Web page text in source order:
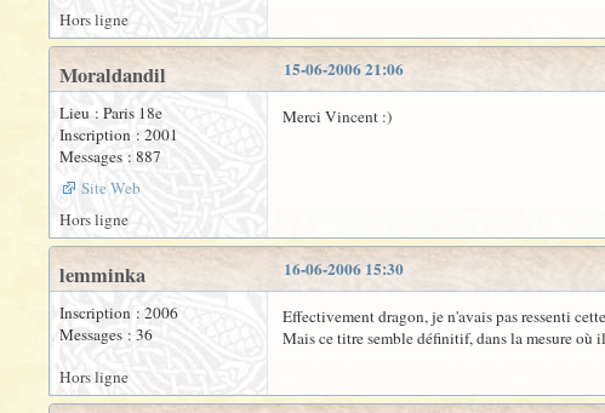
Hors ligne
15-06-2006 21:06
Moraldandil
Lieu : Paris 18e
Inscription : 2001
Messages : 887
Site Web
Merci Vincent :)
Hors ligne
16-06-2006 15:30
lemminka
Inscription : 2006
Messages : 36
Effectivement dragon, je n'avais pas ressenti
Mais ce titre semble définitif, dans la mesure où
Hors ligne